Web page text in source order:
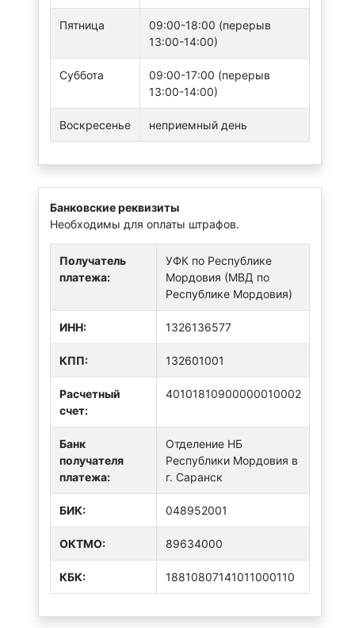
Пятница
09:00-18:00 (перерыв
13:00-14:00)
Суббота
09:00-17:00 (перерыв
13:00-14:00)
Воскресенье неприемный день
Банковские реквизиты
Необходимы для оплаты штрафов.
Получатель
платежа:
УФК по Республике
Мордовия (МВД по
Республике Мордовия)
ИНН: 1326136577
КПП: 132601001
Расчетный
счет:
40101810900000010002
Банк
получателя
платежа:
Отделение НБ
Республики Мордовия в
г. Саранск
БИК: 048952001
ОКТMО: 89634000
КБК: 18810807141011000110